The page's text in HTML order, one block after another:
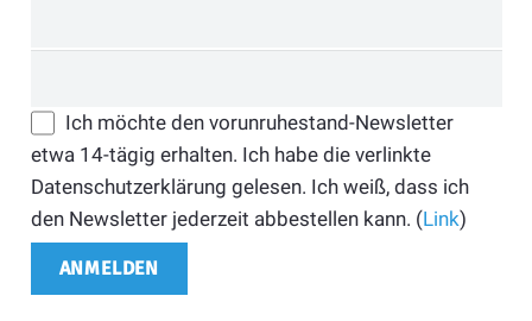
Ich möchte den vorunruhestand-Newsletter
etwa 14-tägig erhalten. Ich habe die verlinkte
Datenschutzerklärung gelesen. Ich weiß, dass ich
den Newsletter jederzeit abbestellen kann. (Link)